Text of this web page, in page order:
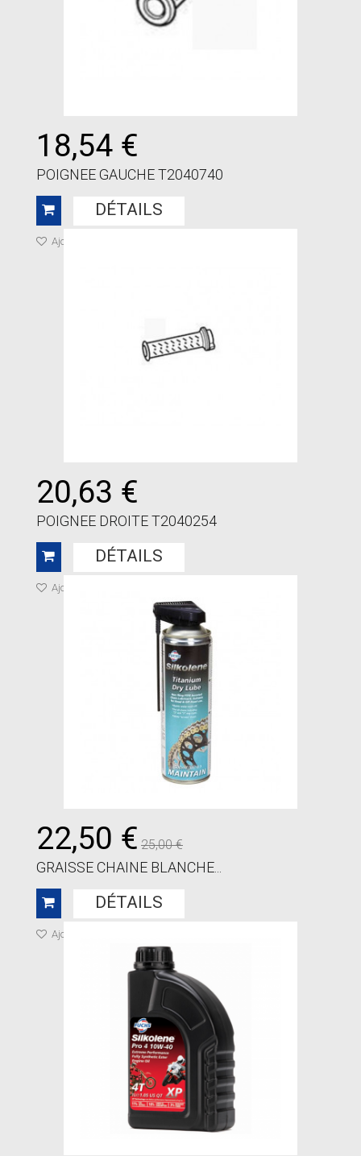
18,54 €
POIGNEE GAUCHE T2040740
DÉTAILS
Ajouter à ma liste de cadeaux
20,63 €
POIGNEE DROITE T2040254
DÉTAILS
Ajouter à ma liste de cadeaux
22,50 € 25,00 €
GRAISSE CHAINE BLANCHE...
DÉTAILS
Ajouter à ma liste de cadeaux